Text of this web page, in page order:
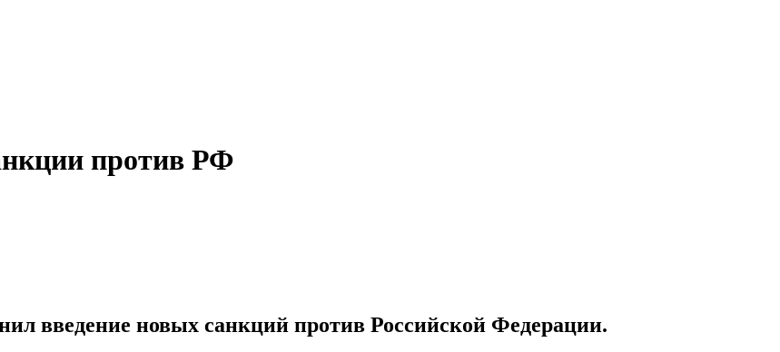
против РФ
введение новых санкций против Российской Федерации.